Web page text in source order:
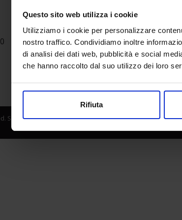
Questo sito web utilizza i cookie
Utilizziamo i cookie per personalizzare
nostro traffico. Condividiamo inoltre
di analisi dei dati web, pubblicità e social
che hanno raccolto dal suo utilizzo dei loro
Rifiuta
Senaf srl - Gruppo Tecniche Nuove Spa - P.IVA